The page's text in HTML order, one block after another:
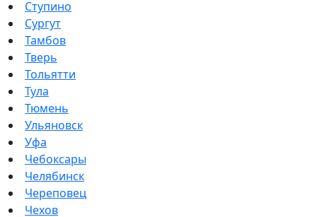
Ступино
Сургут
Тамбов
Тверь
Тольятти
Тула
Тюмень
Ульяновск
Уфа
Чебоксары
Челябинск
Череповец
Чехов